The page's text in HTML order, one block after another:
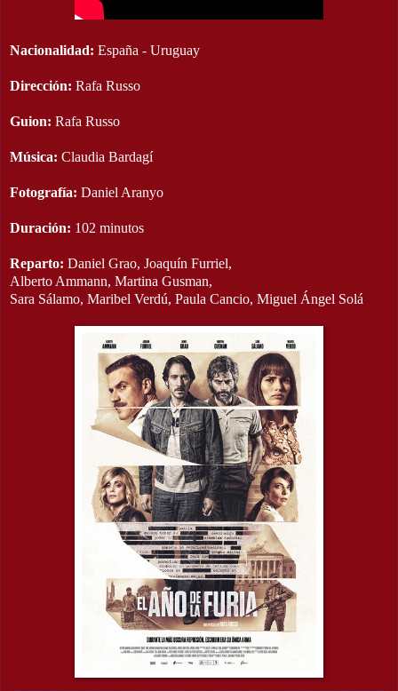
Nacionalidad: España - Uruguay
Dirección: Rafa Russo
Guion: Rafa Russo
Música: Claudia Bardagí
Fotografía: Daniel Aranyo
Duración: 102 minutos
Reparto: Daniel Grao, Joaquín Furriel,
Alberto Ammann, Martina Gusman,
Sara Sálamo, Maribel Verdú, Paula Cancio, Miguel Ángel Solá